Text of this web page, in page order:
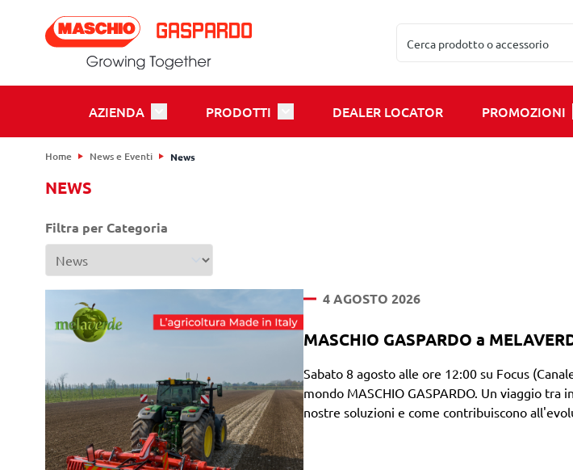
AZIENDA Toggle submenu for Azienda
PRODOTTI Toggle submenu for Products
DEALER LOCATOR PROMOZIONI
Home News e Eventi News
NEWS
Filtra per Categoria
4 AGOSTO 2026
MASCHIO GASPARDO a
Sabato 8 agosto alle ore 12:00 su Focus
mondo MASCHIO GASPARDO. Un viaggio
nostre soluzioni e come contribuiscono